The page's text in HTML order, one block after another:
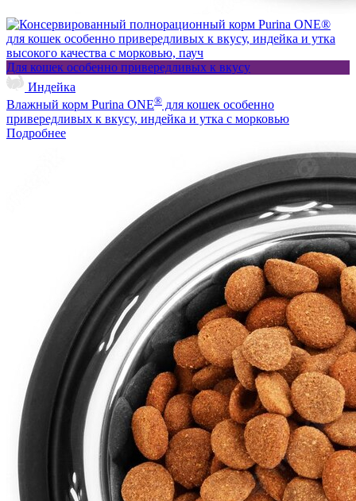
Для кошек особенно привередливых к вкусу
Индейка
Влажный корм Purina ONE® для кошек особенно
привередливых к вкусу, индейка и утка с морковью
Подробнее